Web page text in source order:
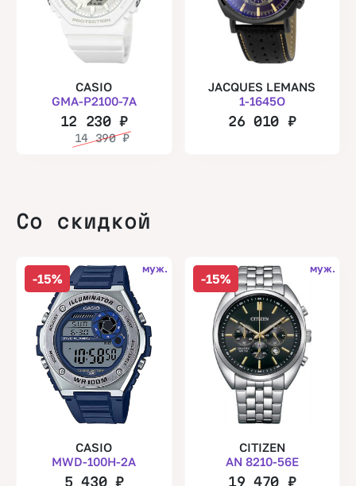
CASIO
GMA-P2100-7A
12 230₽
14 390₽
JACQUES LEMANS
1-1645O
26 010 ₽
Со скидкой
-15%
муж.
CASIO
MWD-100H-2A
5 430 ₽
-15%
муж.
CITIZEN
AN 8210-56E
19 470 ₽